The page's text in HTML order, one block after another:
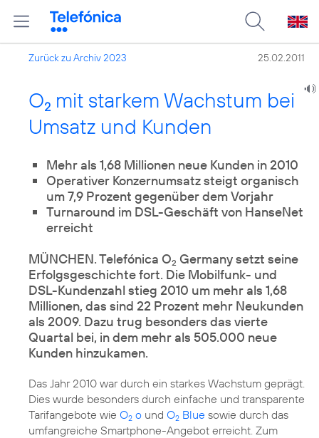
Zurück zu Archiv 2023 25.02.2011
O2 mit starkem Wachstum bei
Umsatz und Kunden
Mehr als 1,68 Millionen neue Kunden in 2010
Operativer Konzernumsatz steigt organisch
um 7,9 Prozent gegenüber dem Vorjahr
Turnaround im DSL-Geschäft von HanseNet
erreicht
MÜNCHEN. Telefónica O2 Germany setzt seine
Erfolgsgeschichte fort. Die Mobilfunk- und
DSL-Kundenzahl stieg 2010 um mehr als 1,68
Millionen, das sind 22 Prozent mehr Neukunden
als 2009. Dazu trug besonders das vierte
Quartal bei, in dem mehr als 505.000 neue
Kunden hinzukamen.
Das Jahr 2010 war durch ein starkes Wachstum geprägt.
Dies wurde besonders durch einfache und transparente
Tarifangebote wie O2 o und O2 Blue sowie durch das
umfangreiche Smartphone-Angebot erreicht. Zum